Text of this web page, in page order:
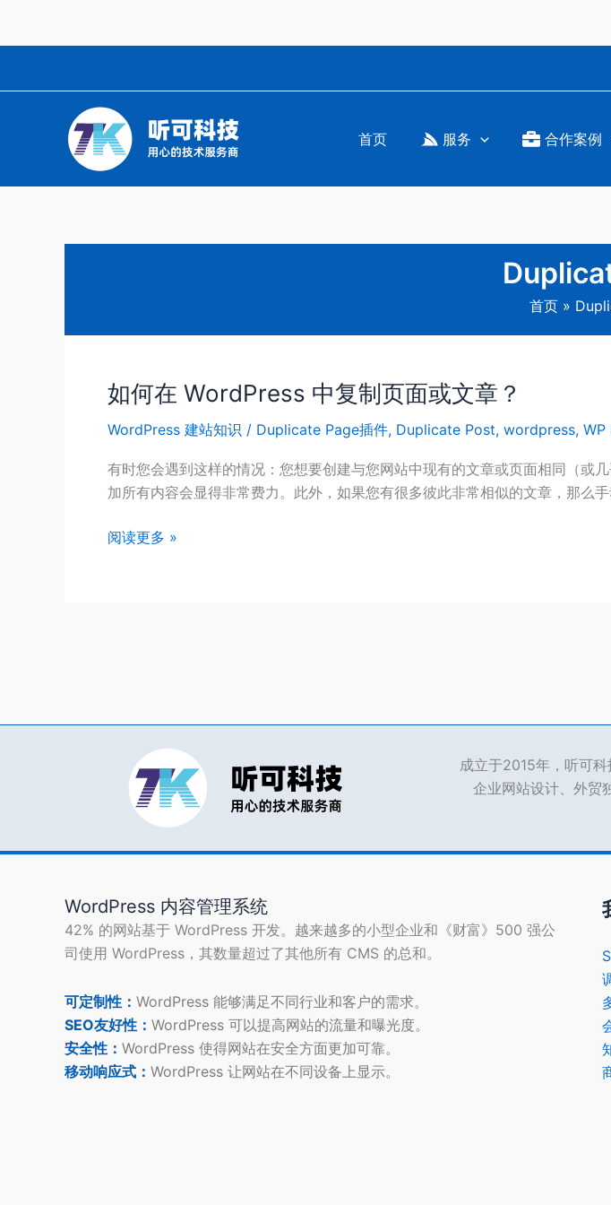
首页 服务 合作案例
首页
如何在 WordPress 中复制页面或文章？
WordPress 建站知识 / Duplicate Page插件, Duplicate Post, wordpress, WP
有时您会遇到这样的情况：您想要创建与您网站中现有的文章或页面相同（或
加所有内容会显得非常费力。此外，如果您有很多彼此非常相似的文章，那么
如
在
WordPress
中
制
阅读更多 »
成立于2015年，听可
企业网站设计、外贸
WordPress 内容管理系统
42% 的网站基于 WordPress 开发。越来越多的小型企业和《财富》500 强公
司使用 WordPress，其数量超过了其他所有 CMS 的总和。
可定制性： WordPress 能够满足不同行业和客户的需求。
SEO友好性： WordPress 可以提高网站的流量和曝光度。
安全性： WordPress 使得网站在安全方面更加可靠。
移动响应式： WordPress 让网站在不同设备上显示。